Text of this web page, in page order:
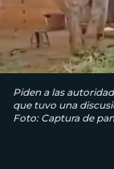
Piden a las
que tuvo una
Foto: Captura de